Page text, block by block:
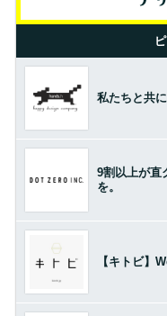
私たちと共
9割以上が直
を。
【キトビ】